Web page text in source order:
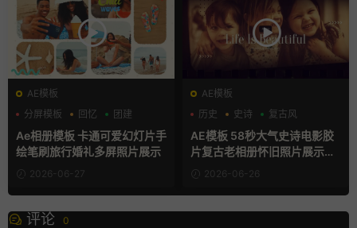
AE模板
分屏模板
回忆 团建
Ae相册模板 卡通可爱幻灯片手
绘笔刷旅行婚礼多屏照片展示
2026-06-27
AE模板
历史
史诗 复古风
AE模板 58秒大气史诗电影胶
片复古老相册怀旧照片展示动
2026-06-26
评论 0